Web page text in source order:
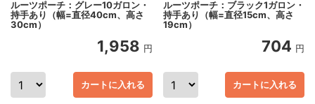
ルーツポーチ：グレー10ガロン・
持手あり（幅=直径40cm、高さ
30cm）
1,958 円
カートに入れる
ルーツポーチ：ブラック1ガロン・
持手あり（幅=直径15cm、高さ
19cm）
704 円
カートに入れる